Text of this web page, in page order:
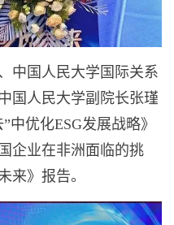
中国人民大学国际关系
国人民大学副院长张瑾
中优化ESG发展战略》
企业在非洲面临的挑
来》报告。